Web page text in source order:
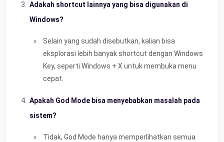
Adakah shortcut lainnya yang bisa digunakan di
Windows?
Selain yang sudah disebutkan, kalian bisa
eksplorasi lebih banyak shortcut dengan Windows
Key, seperti Windows + X untuk membuka menu
cepat.
Apakah God Mode bisa menyebabkan masalah pada
sistem?
Tidak, God Mode hanya memperlihatkan semua